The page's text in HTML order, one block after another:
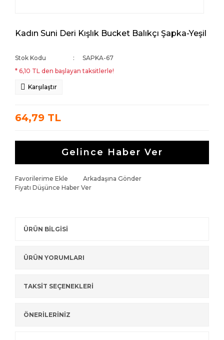
Kadın Suni Deri Kışlık Bucket Balıkçı Şapka-Yeşil
Stok Kodu
SAPKA-67
* 6,10 TL den başlayan taksitlerle!
Karşılaştır
64,79 TL
Gelince Haber Ver
Favorilerime Ekle
Arkadaşına Gönder
Fiyatı Düşünce Haber Ver
ÜRÜN BİLGİSİ
ÜRÜN YORUMLARI
TAKSİT SEÇENEKLERİ
ÖNERİLERİNİZ